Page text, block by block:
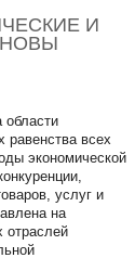
И
области
равенства всех
экономической
услуг и
на
отраслей